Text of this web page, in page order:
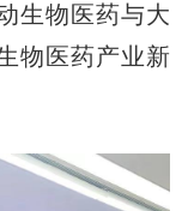
生物医药与大
物医药产业新